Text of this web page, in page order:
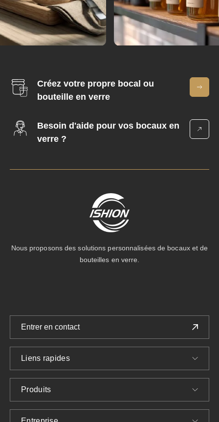
Créez votre propre bocal ou
Besoin d'aide pour vos bocaux en
Nous proposons des solutions personnalisées de bocaux et de